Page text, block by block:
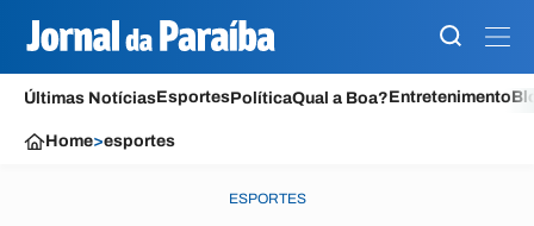
Últimas NotíciasEsportesPolíticaQual a Boa?Entretenimento
Home>esportes
ESPORTES